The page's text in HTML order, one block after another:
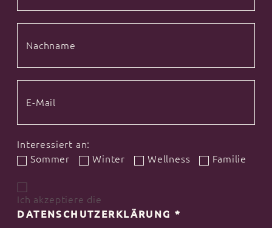
Interessiert an:
Sommer
Winter Wellness Familie
Ich akzeptiere die
DATENSCHUTZERKLÄRUNG*